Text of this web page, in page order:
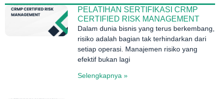
PELATIHAN SERTIFIKASI CRMP
CERTIFIED RISK MANAGEMENT
Dalam dunia bisnis yang terus berkembang,
risiko adalah bagian tak terhindarkan dari
setiap operasi. Manajemen risiko yang
efektif bukan lagi
Selengkapnya »